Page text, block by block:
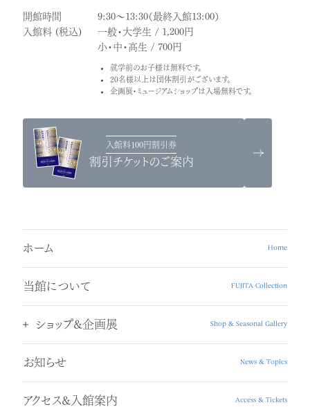
開館時間
9:30～13:30（最終入館13:00）
入館料 (税込)
一般・大学生 / 1,200円
小・中・高生 / 700円
就学前のお子様は無料です。
20名様以上は団体割引がございます。
企画展・ミュージアムショップは入場無料です。
入館料100円割引券
割引チケットのご案内
ホーム Home
当館について FUJITA Collection
ショップ&企画展 Shop & Seasonal Gallery
お知らせ News & Topics
アクセス&入館案内 Access & Tickets